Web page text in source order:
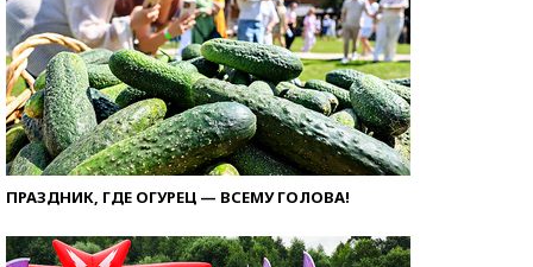
ПРАЗДНИК, ГДЕ ОГУРЕЦ — ВСЕМУ ГОЛОВА!